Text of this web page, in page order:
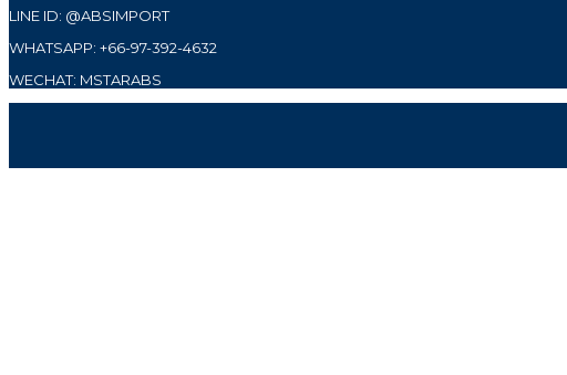
LINE ID: @ABSIMPORT
WHATSAPP: +66-97-392-4632
WECHAT: MSTARABS